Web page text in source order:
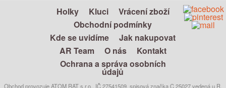
Holky Kluci
Vrácení zboží
Obchodní podmínky
Kde se uvidíme
Jak nakupovat
AR Team
O nás
Kontakt
Ochrana a správa osobních
údajů
Obchod provozuje ATOM RAT s.r.o., IČ 27541509, spisová značka C 25027 vedená u R.